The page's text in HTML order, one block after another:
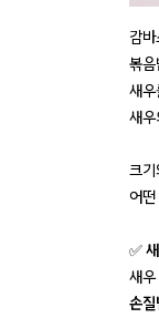
감
볶
새
새우
크
어
✅
새
손질